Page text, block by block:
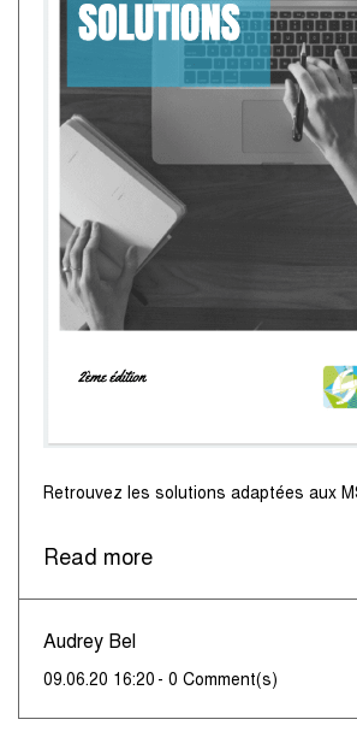
​Retrouvez les solutions adaptées aux
Read more
Audrey Bel
09.06.20 16:20 - 0 Comment(s)